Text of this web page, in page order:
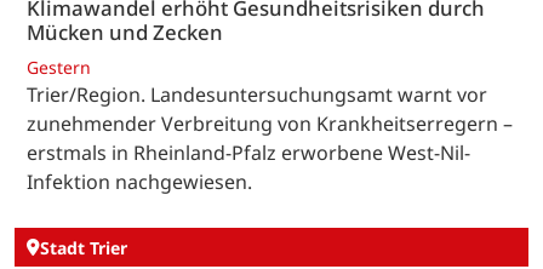
Klimawandel erhöht Gesundheitsrisiken durch
Mücken und Zecken
Gestern
Trier/Region. Landesuntersuchungsamt warnt vor
zunehmender Verbreitung von Krankheitserregern –
erstmals in Rheinland-Pfalz erworbene West-Nil-
Infektion nachgewiesen.
Stadt Trier